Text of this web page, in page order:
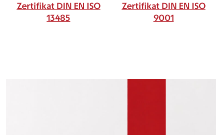
Zertifikat DIN EN ISO
13485
Zertifikat DIN EN ISO
9001